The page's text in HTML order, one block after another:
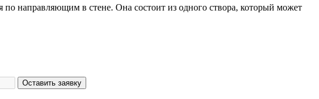
по направляющим в стене. Она состоит из одного створа, который может
Оставить заявку